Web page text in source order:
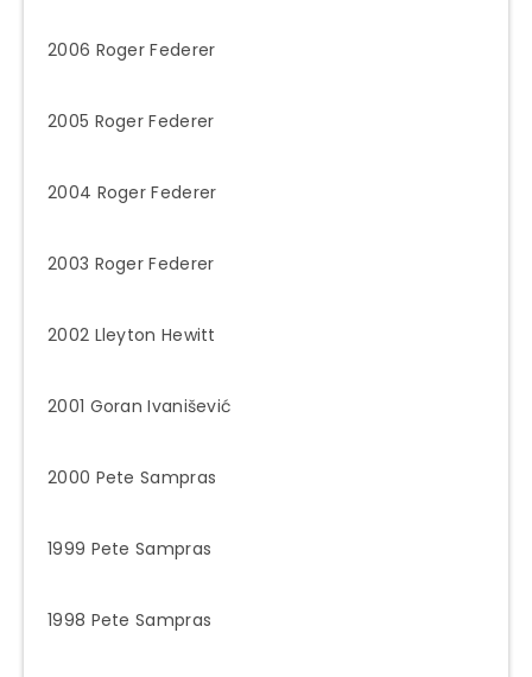
2006 Roger Federer
2005 Roger Federer
2004 Roger Federer
2003 Roger Federer
2002 Lleyton Hewitt
2001 Goran Ivanišević
2000 Pete Sampras
1999 Pete Sampras
1998 Pete Sampras